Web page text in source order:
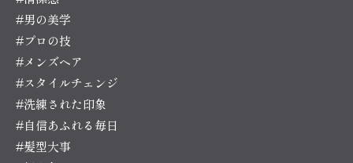
#男の美学
#プロの技
#メンズヘア
#スタイルチェンジ
#洗練された印象
#自信あふれる毎日
#髪型大事